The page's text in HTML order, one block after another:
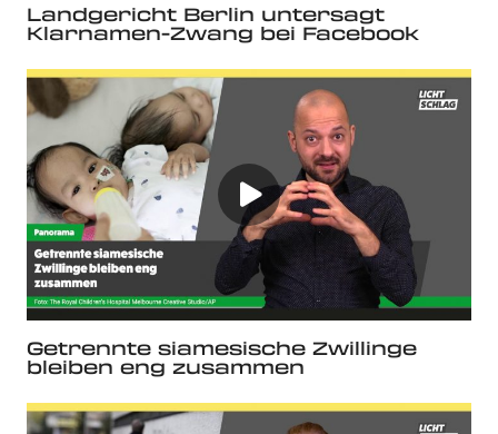
Landgericht Berlin untersagt
Klarnamen-Zwang bei Facebook
Getrennte siamesische Zwillinge
bleiben eng zusammen